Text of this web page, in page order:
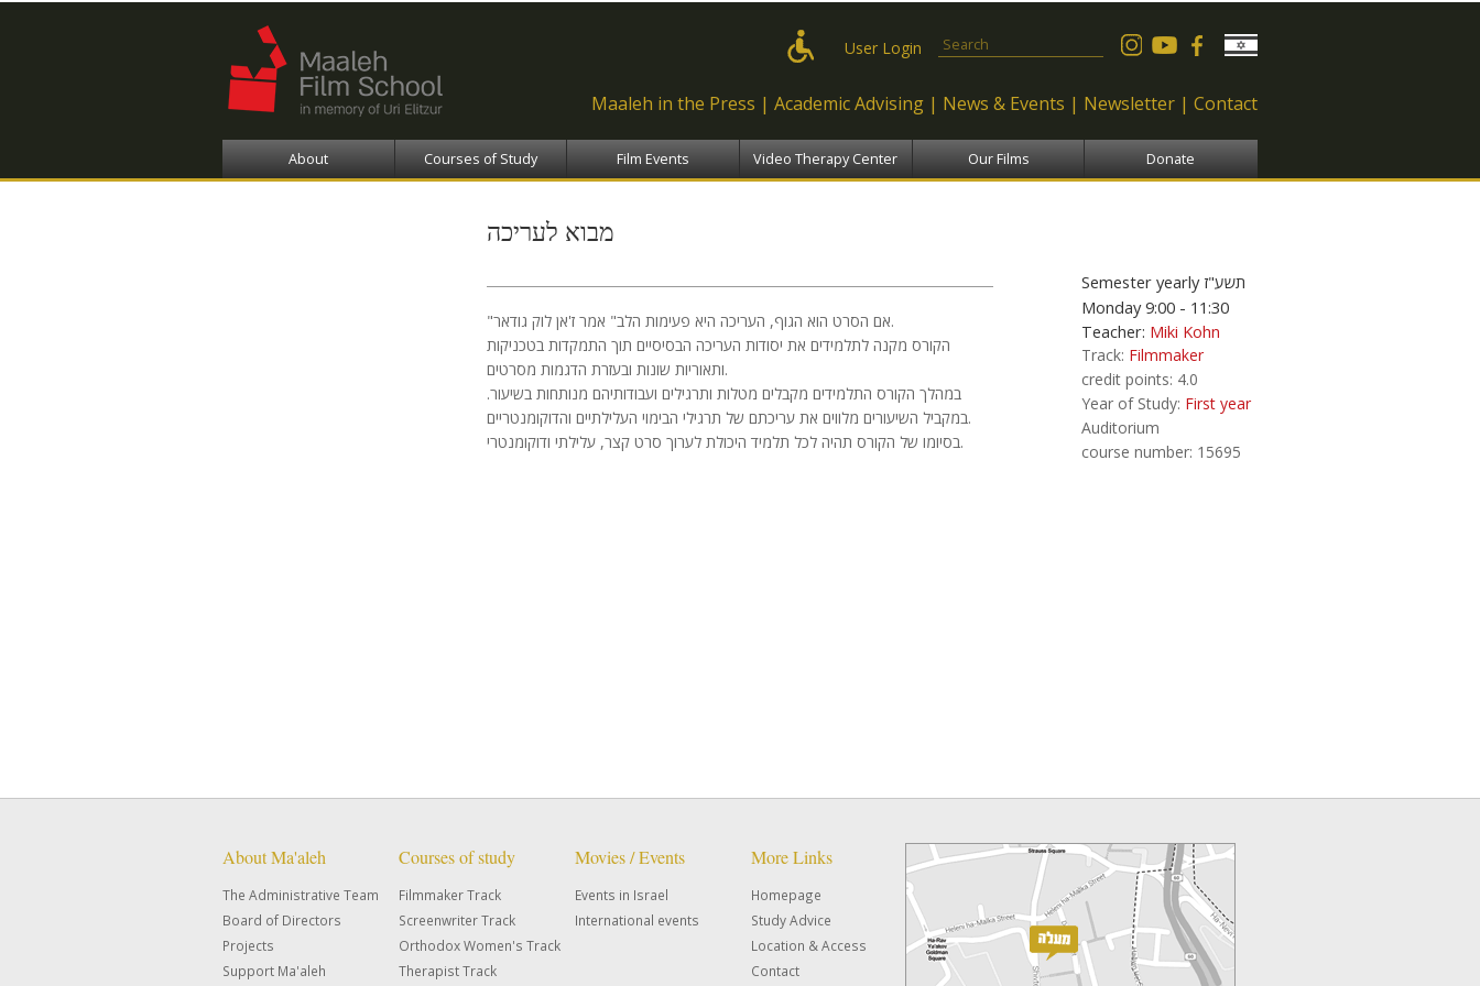
Search form
User Login
Maaleh in the Press Academic Advising News & Events Newsletter Contact
About Courses of Study Film Events Video Therapy Center Our Films Donate
מבוא לעריכה
"אם הסרט הוא הגוף, העריכה היא פעימות הלב" אמר ז'אן לוק גודאר.
הקורס מקנה לתלמידים את יסודות העריכה הבסיסיים תוך התמקדות בטכניקות
ותאוריות שונות ובעזרת הדגמות מסרטים.
במהלך הקורס התלמידים מקבלים מטלות ותרגילים ועבודותיהם מנותחות בשיעור.
במקביל השיעורים מלווים את עריכתם של תרגילי הבימוי העלילתיים והדוקומנטריים.
בסיומו של הקורס תהיה לכל תלמיד היכולת לערוך סרט קצר, עלילתי ודוקומנטרי.
Semester yearly תשע"ז
Monday 9:00 - 11:30
Teacher: Miki Kohn
Track: Filmmaker
credit points: 4.0
Year of Study: First year
Auditorium
course number: 15695
About Ma'aleh
The Administrative Team
Board of Directors
Projects
Support Ma'aleh
Courses of study
Filmmaker Track
Screenwriter Track
Orthodox Women's Track
Therapist Track
Movies / Events
Events in Israel
International events
More Links
Homepage
Study Advice
Location & Access
Contact